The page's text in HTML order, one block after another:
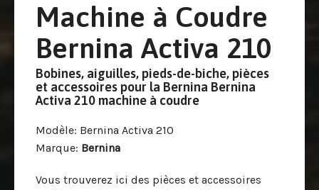
Machine à Coudre
Bernina Activa 210
Bobines, aiguilles, pieds-de-biche, pièces
et accessoires pour la Bernina Bernina
Activa 210 machine à coudre
Modèle: Bernina Activa 210
Marque: Bernina
Vous trouverez ici des pièces et accessoires